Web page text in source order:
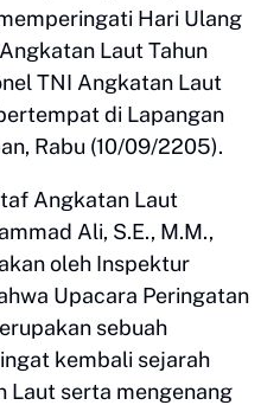
Hari Ulang
Laut Tahun
TNI Angkatan Laut
di Lapangan
Rabu (10/09/2205).
Angkatan Laut
Ali, S.E., M.M.,
oleh Inspektur
Upacara Peringatan
sebuah
kembali sejarah
Laut serta mengenang